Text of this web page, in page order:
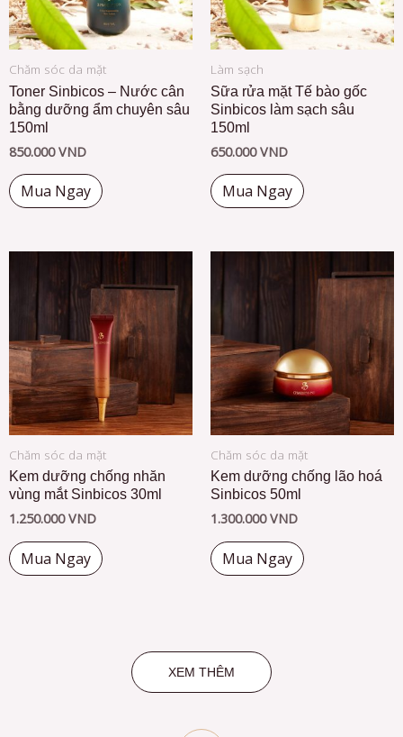
Chăm sóc da mặt
Toner Sinbicos – Nước cân
bằng dưỡng ẩm chuyên sâu
150ml
850.000VND
Mua Ngay
Làm sạch
Sữa rửa mặt Tế bào gốc
Sinbicos làm sạch sâu
150ml
650.000VND
Mua Ngay
Chăm sóc da mặt
Kem dưỡng chống nhăn
vùng mắt Sinbicos 30ml
1.250.000VND
Mua Ngay
Chăm sóc da mặt
Kem dưỡng chống lão hoá
Sinbicos 50ml
1.300.000VND
Mua Ngay
XEM THÊM